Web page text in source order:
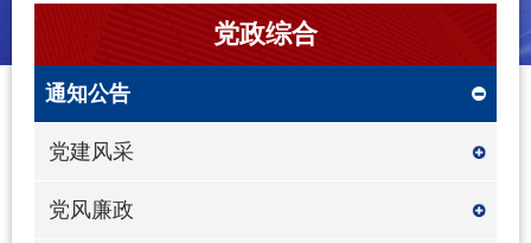
党政综合
通知公告
党建风采
党风廉政